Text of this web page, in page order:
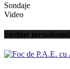
Sondaje
Video
Susține